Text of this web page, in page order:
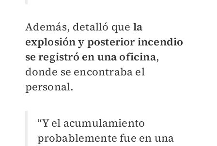
Además, detalló que la
explosión y posterior incendio
se registró en una oficina,
donde se encontraba el
personal.
“Y el acumulamiento
probablemente fue en una